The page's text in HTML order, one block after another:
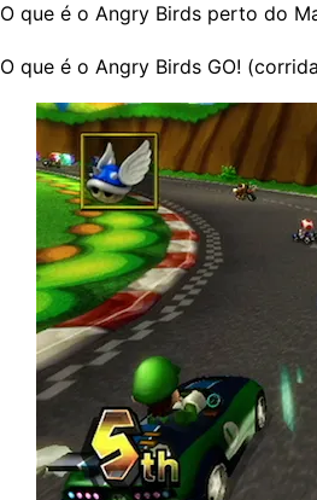
O que é o Angry Birds perto do
O que é o Angry Birds GO!